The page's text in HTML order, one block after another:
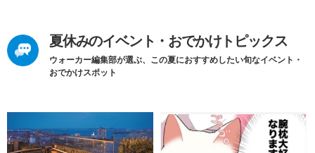
夏休みのイベント・おでかけトピックス
ウォーカー編集部が選ぶ、この夏におすすめしたい旬なイベント・
おでかけスポット